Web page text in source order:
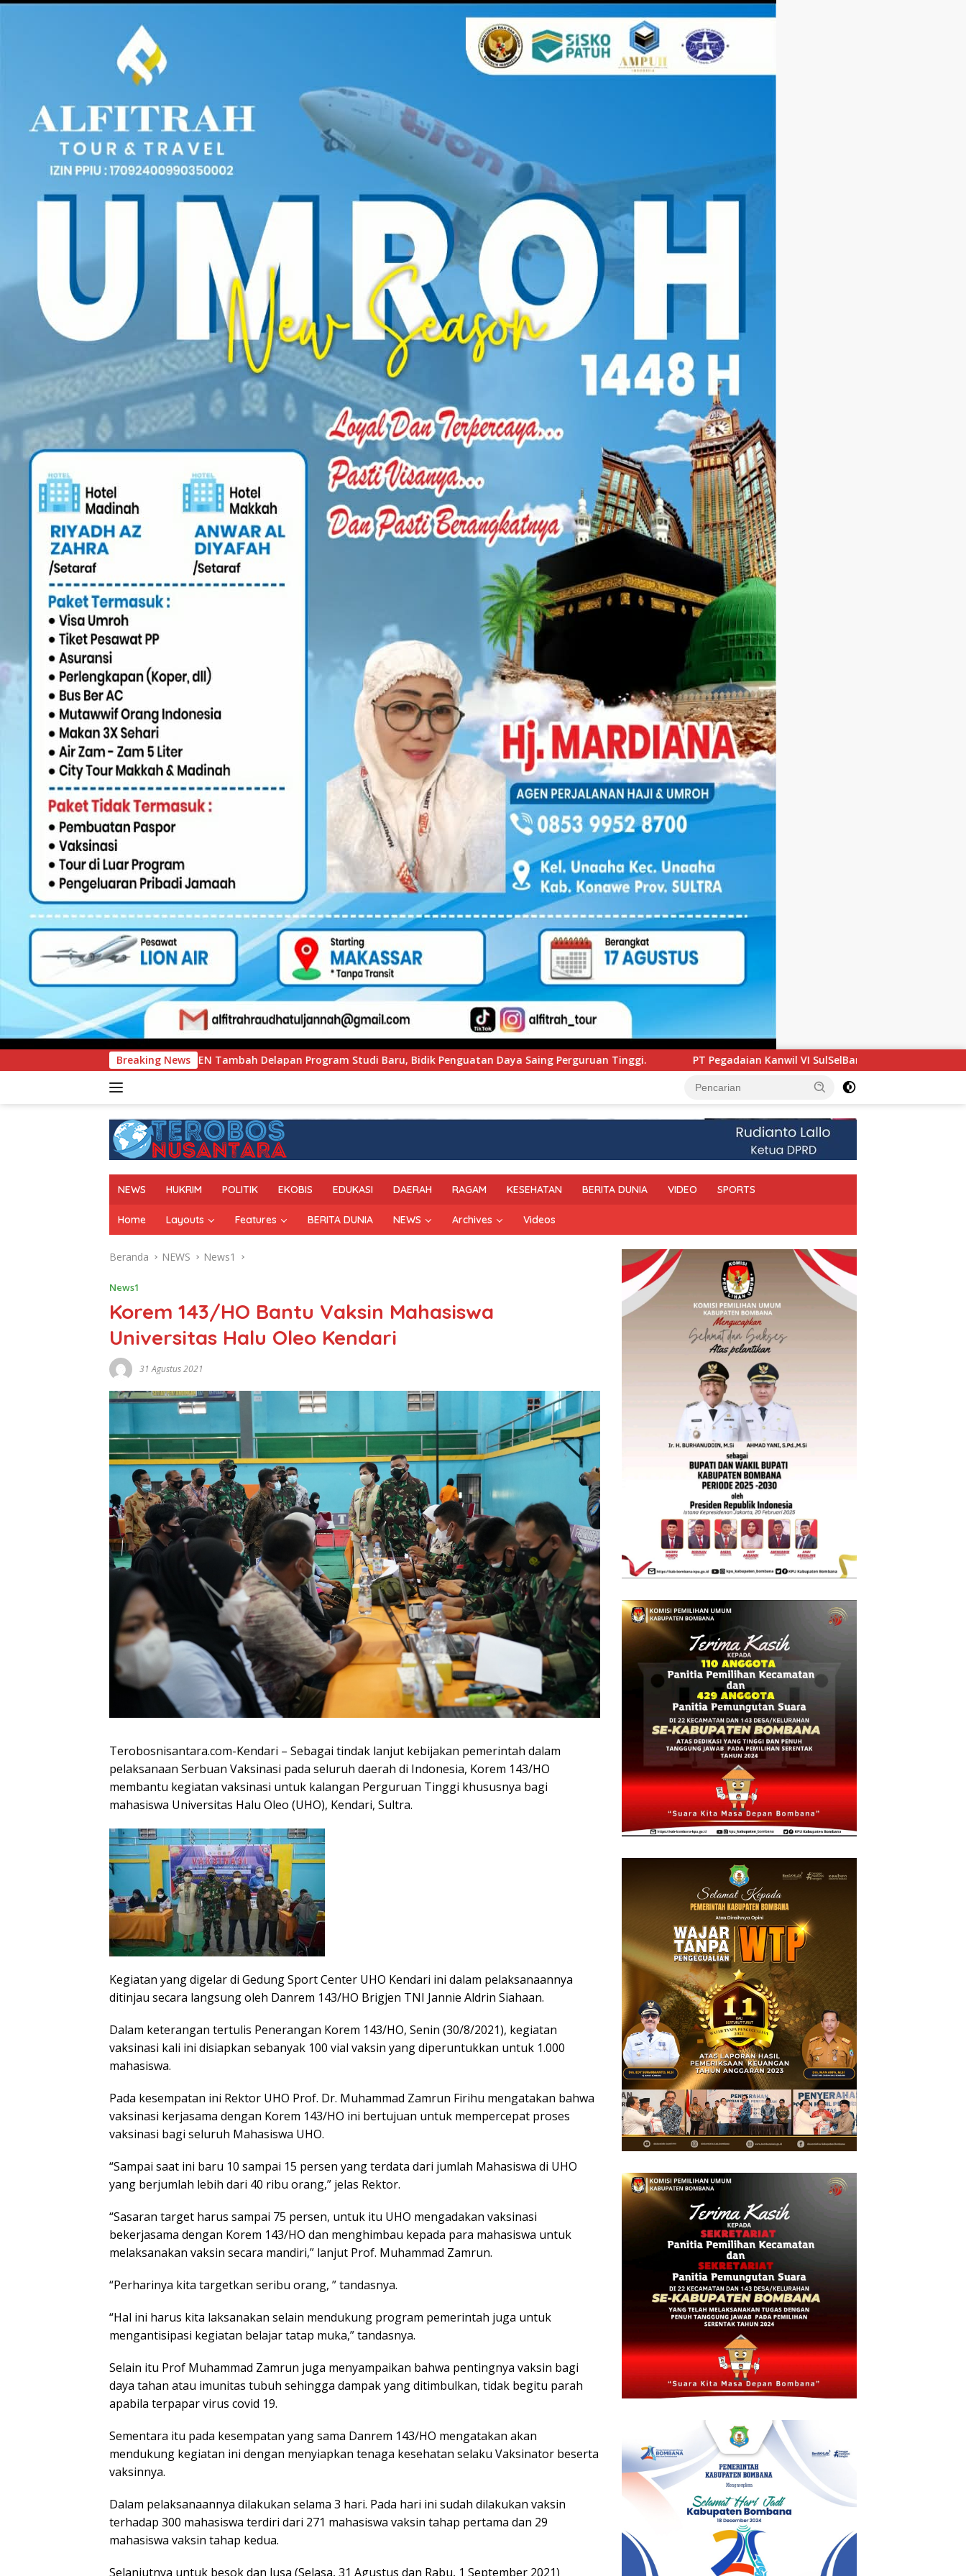
Langsung
ke
Breaking News
Tambah Delapan Program Studi Baru, Bidik Penguatan Daya Saing Perguruan Tinggi. PT Pegadaian Kanwil VI SulSelBarRa Maluku Luncurkan Program PANDE EMAS untuk
NEWS HUKRIM POLITIK EKOBIS EDUKASI DAERAH RAGAM KESEHATAN BERITA DUNIA VIDEO SPORTS
Home Layouts Features BERITA DUNIA NEWS Archives Videos
Beranda NEWS News1
News1
Korem 143/HO Bantu Vaksin Mahasiswa
Universitas Halu Oleo Kendari
31 Agustus 2021
Terobosnisantara.com-Kendari – Sebagai tindak lanjut kebijakan pemerintah dalam
pelaksanaan Serbuan Vaksinasi pada seluruh daerah di Indonesia, Korem 143/HO
membantu kegiatan vaksinasi untuk kalangan Perguruan Tinggi khususnya bagi
mahasiswa Universitas Halu Oleo (UHO), Kendari, Sultra.
Kegiatan yang digelar di Gedung Sport Center UHO Kendari ini dalam pelaksanaannya
ditinjau secara langsung oleh Danrem 143/HO Brigjen TNI Jannie Aldrin Siahaan.
Dalam keterangan tertulis Penerangan Korem 143/HO, Senin (30/8/2021), kegiatan
vaksinasi kali ini disiapkan sebanyak 100 vial vaksin yang diperuntukkan untuk 1.000
mahasiswa.
Pada kesempatan ini Rektor UHO Prof. Dr. Muhammad Zamrun Firihu mengatakan bahwa
vaksinasi kerjasama dengan Korem 143/HO ini bertujuan untuk mempercepat proses
vaksinasi bagi seluruh Mahasiswa UHO.
“Sampai saat ini baru 10 sampai 15 persen yang terdata dari jumlah Mahasiswa di UHO
yang berjumlah lebih dari 40 ribu orang,” jelas Rektor.
“Sasaran target harus sampai 75 persen, untuk itu UHO mengadakan vaksinasi
bekerjasama dengan Korem 143/HO dan menghimbau kepada para mahasiswa untuk
melaksanakan vaksin secara mandiri,” lanjut Prof. Muhammad Zamrun.
“Perharinya kita targetkan seribu orang, ” tandasnya.
“Hal ini harus kita laksanakan selain mendukung program pemerintah juga untuk
mengantisipasi kegiatan belajar tatap muka,” tandasnya.
Selain itu Prof Muhammad Zamrun juga menyampaikan bahwa pentingnya vaksin bagi
daya tahan atau imunitas tubuh sehingga dampak yang ditimbulkan, tidak begitu parah
apabila terpapar virus covid 19.
Sementara itu pada kesempatan yang sama Danrem 143/HO mengatakan akan
mendukung kegiatan ini dengan menyiapkan tenaga kesehatan selaku Vaksinator beserta
vaksinnya.
Dalam pelaksanaannya dilakukan selama 3 hari. Pada hari ini sudah dilakukan vaksin
terhadap 300 mahasiswa terdiri dari 271 mahasiswa vaksin tahap pertama dan 29
mahasiswa vaksin tahap kedua.
Selanjutnya untuk besok dan lusa (Selasa, 31 Agustus dan Rabu, 1 September 2021)